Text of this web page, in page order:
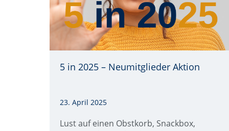
Quelle: ©Syda Productions via Canva.com
5 in 2025 – Neumitglieder Aktion
23. April 2025
Lust auf einen Obstkorb, Snackbox,